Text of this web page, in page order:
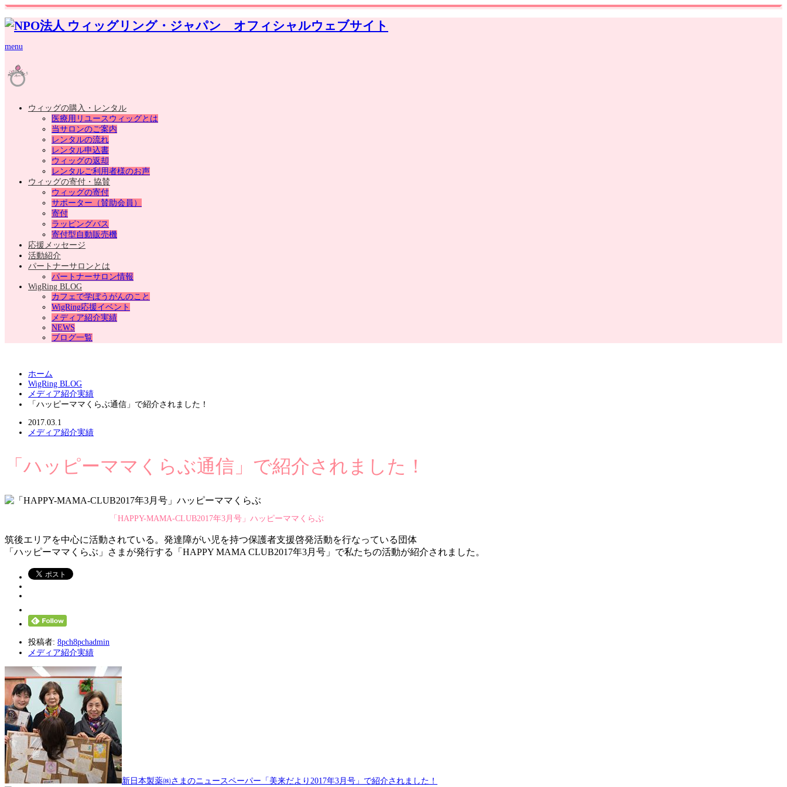
menu
ウィッグの購入・レンタル
医療用リユースウィッグとは
当サロンのご案内
レンタルの流れ
レンタル申込書
ウィッグの返却
レンタルご利用者様のお声
ウィッグの寄付・協賛
ウィッグの寄付
サポーター（賛助会員）
寄付
ラッピングバス
寄付型自動販売機
応援メッセージ
活動紹介
パートナーサロンとは
パートナーサロン情報
WigRing BLOG
カフェで学ぼうがんのこと
WigRing応援イベント
メディア紹介実績
NEWS
ブログ一覧
ホーム
WigRing BLOG
メディア紹介実績
「ハッピーママくらぶ通信」で紹介されました！
2017.03.1
メディア紹介実績
「ハッピーママくらぶ通信」で紹介されました！
「HAPPY-MAMA-CLUB2017年3月号」ハッピーママくらぶ
筑後エリアを中心に活動されている。発達障がい児を持つ保護者支援啓発活動を行なっている団体
「ハッピーママくらぶ」さまが発行する「HAPPY MAMA CLUB2017年3月号」で私たちの活動が紹介されました。
投稿者: 8pch8pchadmin
メディア紹介実績
新日本製薬㈱さまのニュースペーパー「美来だより2017年3月号」で紹介されました！